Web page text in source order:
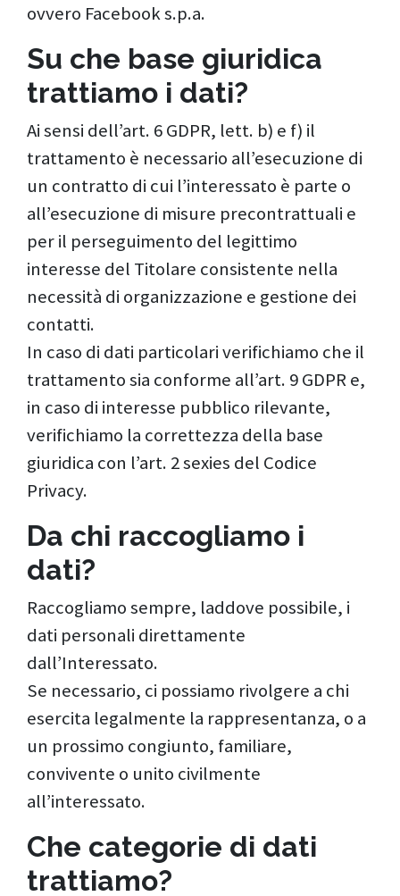
ovvero Facebook s.p.a.
Su che base giuridica
trattiamo i dati?
Ai sensi dell’art. 6 GDPR, lett. b) e f) il
trattamento è necessario all’esecuzione di
un contratto di cui l’interessato è parte o
all’esecuzione di misure precontrattuali e
per il perseguimento del legittimo
interesse del Titolare consistente nella
necessità di organizzazione e gestione dei
contatti.
In caso di dati particolari verifichiamo che il
trattamento sia conforme all’art. 9 GDPR e,
in caso di interesse pubblico rilevante,
verifichiamo la correttezza della base
giuridica con l’art. 2 sexies del Codice
Privacy.
Da chi raccogliamo i
dati?
Raccogliamo sempre, laddove possibile, i
dati personali direttamente
dall’Interessato.
Se necessario, ci possiamo rivolgere a chi
esercita legalmente la rappresentanza, o a
un prossimo congiunto, familiare,
convivente o unito civilmente
all’interessato.
Che categorie di dati
trattiamo?